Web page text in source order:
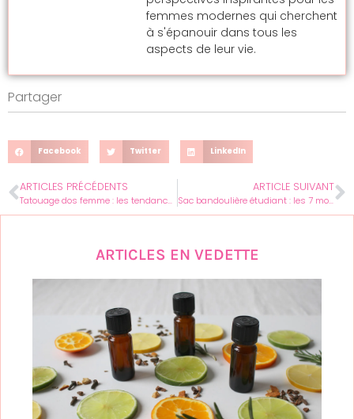
femmes modernes qui cherchent
à s'épanouir dans tous les
aspects de leur vie.
Partager
Facebook Twitter LinkedIn
ARTICLES PRÉCÉDENTS
Tatouage dos femme : les tendances minimalistes pour une élégance discrète
ARTICLE SUIVANT
Sac bandoulière étudiant : les 7 modèles incontournables pour allier style et organisation
ARTICLES EN VEDETTE